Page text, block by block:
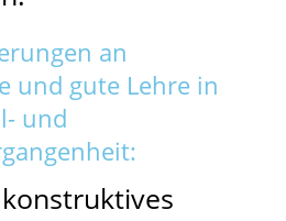
an
und gute Lehre in
und